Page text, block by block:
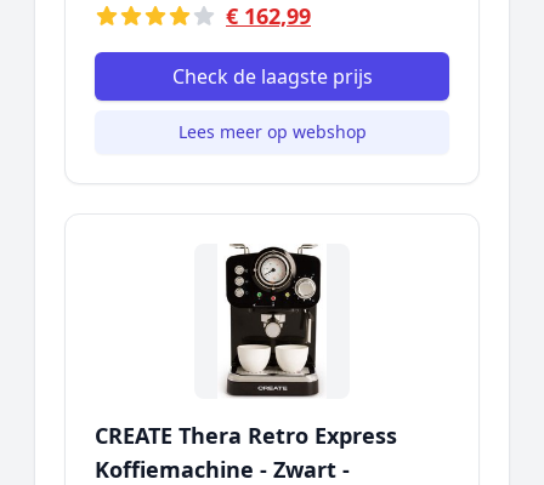
€ 162,99
Check de laagste prijs
Lees meer op webshop
CREATE Thera Retro Express
Koffiemachine - Zwart -